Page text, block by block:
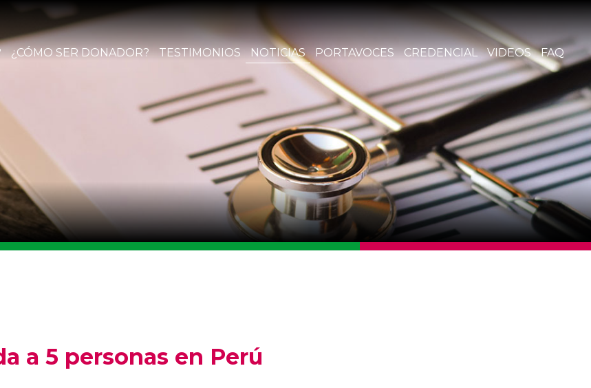
¿CÓMO SER DONADOR? TESTIMONIOS NOTICIAS PORTAVOCES CREDENCIAL VIDEOS FAQ
a 5 personas en Perú